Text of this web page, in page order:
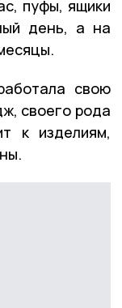
пуфы, ящики
день, а на
свою
своего рода
к изделиям,